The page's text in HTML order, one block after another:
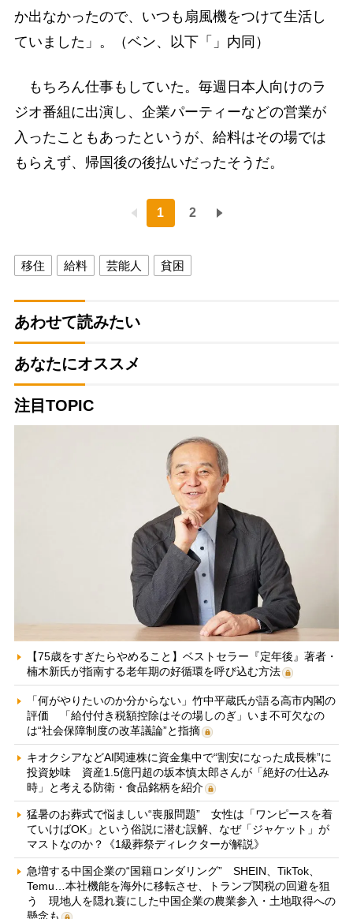
か出なかったので、いつも扇風機をつけて生活し
ていました」。（ベン、以下「」内同）
もちろん仕事もしていた。毎週日本人向けのラ
ジオ番組に出演し、企業パーティーなどの営業が
入ったこともあったというが、給料はその場では
もらえず、帰国後の後払いだったそうだ。
1 2
移住 給料 芸能人 貧困
あわせて読みたい
あなたにオススメ
注目TOPIC
【75歳をすぎたらやめること】ベストセラー『定年後』著者・
楠木新氏が指南する老年期の好循環を呼び込む方法
「何がやりたいのか分からない」竹中平蔵氏が語る高市内閣の
評価 「給付付き税額控除はその場しのぎ」いま不可欠なの
は“社会保障制度の改革議論”と指摘
キオクシアなどAI関連株に資金集中で“割安になった成長株”に
投資妙味 資産1.5億円超の坂本慎太郎さんが「絶好の仕込み
時」と考える防衛・食品銘柄を紹介
猛暑のお葬式で悩ましい“喪服問題” 女性は「ワンピースを着
ていけばOK」という俗説に潜む誤解、なぜ「ジャケット」が
マストなのか？《1級葬祭ディレクターが解説》
急増する中国企業の“国籍ロンダリング” SHEIN、TikTok、
Temu…本社機能を海外に移転させ、トランプ関税の回避を狙
う 現地人を隠れ蓑にした中国企業の農業参入・土地取得への
懸念も